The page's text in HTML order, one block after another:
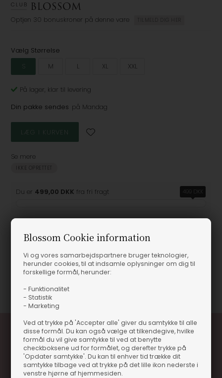
Blossom Cookie information
Vi og vores samarbejdspartnere bruger teknologier,
herunder cookies, til at indsamle oplysninger om dig til
forskellige formål, herunder:
- Funktionalitet
- Statistik
- Marketing
Ved at trykke på 'Accepter alle' giver du samtykke til alle
disse formål. Du kan også vælge at tilkendegive, hvilke
formål du vil give samtykke til ved at benytte
checkboksene ud for formålet, og derefter trykke på
'Opdater samtykke'. Du kan til enhver tid trække dit
samtykke tilbage ved at trykke på det lille ikon nederste i
venstre hjørne af hjemmesiden.
Optjen 30 bonuskroner på denne vare TILMELD DIG HER
Vælg Størrelse
M L XL XXL
På lager, klar til levering
Din pakke sendes på Mandag
Se mere
IKKE OPRETTET
Du er 499,00 DKK fra fri fragt 499 DKK